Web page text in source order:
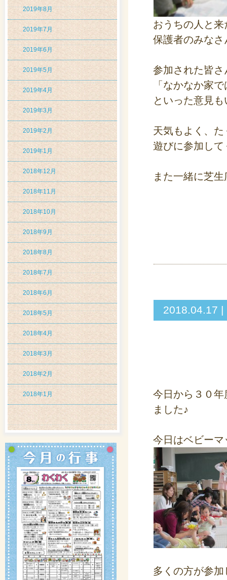
2019年8月
2019年7月
2019年6月
2019年5月
2019年4月
2019年3月
2019年2月
2019年1月
2018年12月
2018年11月
2018年10月
2018年9月
2018年8月
2018年7月
2018年6月
2018年5月
2018年4月
2018年3月
2018年2月
2018年1月
おうちの人と
保護者のみな
参加された皆さ
「なかなか家
といった意見
天気もよく、
遊びに参加し
また一緒に芝
2018.04.17
今日から３０
ました♪
今日はベビー
多くの方が参加